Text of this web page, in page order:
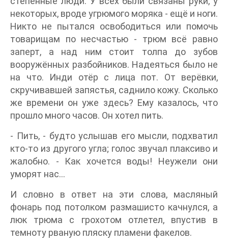
некоторых, вроде угрюмого моряка - ещё и ноги.
Никто не пытался освободиться или помочь
товарищам по несчастью - трюм всё равно
заперт, а над ним стоит толпа до зубов
вооружённых разбойников. Надеяться было не
на что. Инди отёр с лица пот. От верёвки,
скручивавшей запястья, саднило кожу. Сколько
же времени он уже здесь? Ему казалось, что
прошло много часов. Он хотел пить.
- Пить, - будто услышав его мысли, подхватил
кто-то из другого угла; голос звучал плаксиво и
жалобно. - Как хочется воды! Неужели они
уморят нас...
И словно в ответ на эти слова, масляный
фонарь под потолком размашисто качнулся, а
люк трюма с грохотом отлетел, впустив в
темноту рваную пляску пламени факелов.